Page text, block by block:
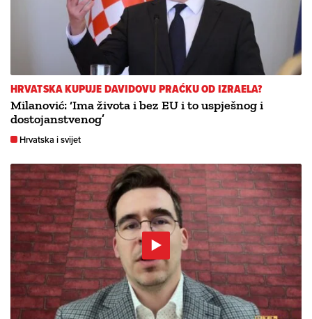
HRVATSKA KUPUJE DAVIDOVU PRAĆKU OD IZRAELA?
Milanović: ‘Ima života i bez EU i to uspješnog i
dostojanstvenog’
Hrvatska i svijet